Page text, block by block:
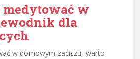
medytować w
dla
w domowym zaciszu, warto